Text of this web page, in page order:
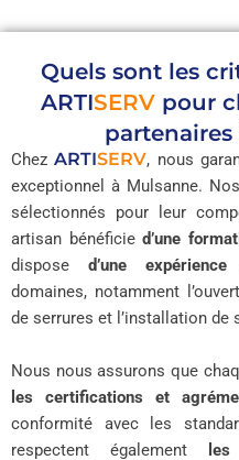
Quels sont les
ARTISERV pour
partenaires
ChezARTISERV, nous
exceptionnel à Mulsanne.
sélectionnés pour leur
artisan bénéficied’une
dispose d’une
domaines, notamment
de serrures et l’installation
Nous nous assurons que
les certifications et
conformité avec les
respectent également